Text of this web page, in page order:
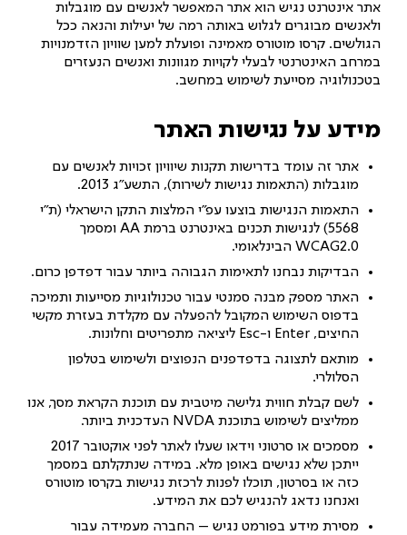
אתר אינטרנט נגיש הוא אתר המאפשר לאנשים עם מוגבלות
ולאנשים מבוגרים לגלוש באותה רמה של יעילות והנאה ככל
הגולשים. קרסו מוטורס מאמינה ופועלת למען שוויון הזדמנויות
במרחב האינטרנטי לבעלי לקויות מגוונות ואנשים הנעזרים
בטכנולוגיה מסייעת לשימוש במחשב.
מידע על נגישות האתר
אתר זה עומד בדרישות תקנות שיוויון זכויות לאנשים עם
מוגבלות (התאמות נגישות לשירות), התשע”ג 2013.
התאמות הנגישות בוצעו עפ”י המלצות התקן הישראלי (ת”י
5568) לנגישות תכנים באינטרנט ברמת AA ומסמך
WCAG2.0 הבינלאומי.
הבדיקות נבחנו לתאימות הגבוהה ביותר עבור דפדפן כרום.
האתר מספק מבנה סמנטי עבור טכנולוגיות מסייעות ותמיכה
בדפוס השימוש המקובל להפעלה עם מקלדת בעזרת מקשי
החיצים, Enter ו-Esc ליציאה מתפריטים וחלונות.
מותאם לתצוגה בדפדפנים הנפוצים ולשימוש בטלפון
הסלולרי.
לשם קבלת חווית גלישה מיטבית עם תוכנת הקראת מסך, אנו
ממליצים לשימוש בתוכנת NVDA העדכנית ביותר.
מסמכים או סרטוני וידאו שעלו לאתר לפני אוקטובר 2017
ייתכן שלא נגישים באופן מלא. במידה שנתקלתם במסמך
כזה או בסרטון, תוכלו לפנות לרכזת נגישות בקרסו מוטורס
ואנחנו נדאג להנגיש לכם את המידע.
מסירת מידע בפורמט נגיש – החברה מעמידה עבור